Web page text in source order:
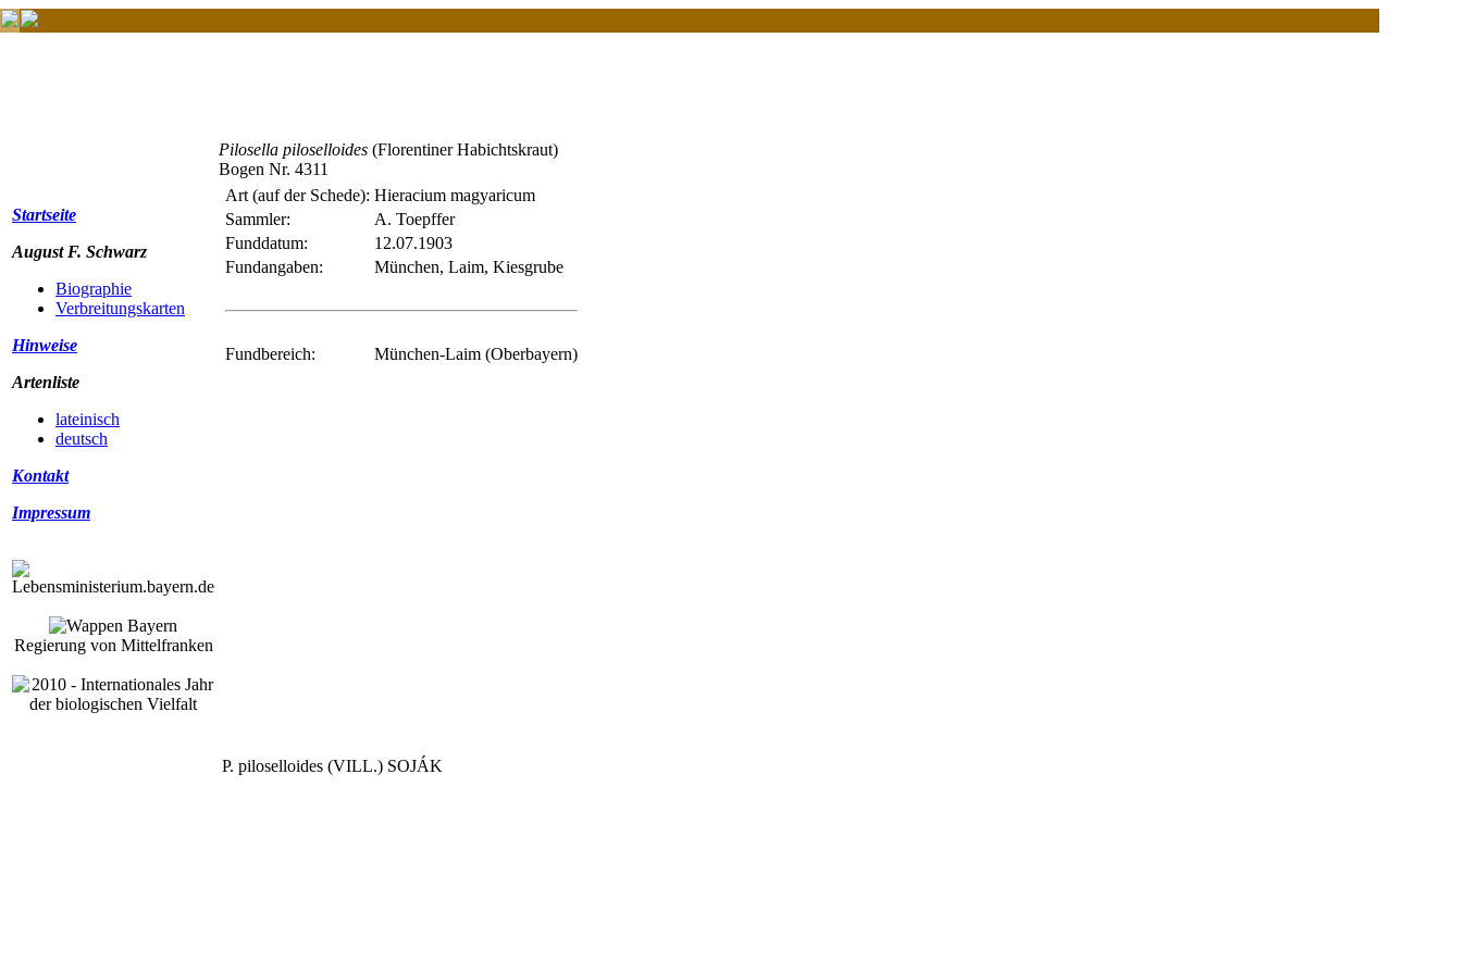
Startseite
August F. Schwarz
Biographie
Verbreitungskarten
Hinweise
Artenliste
lateinisch
deutsch
Kontakt
Impressum
Regierung von Mittelfranken
Pilosella piloselloides (Florentiner Habichtskraut)
Bogen Nr. 4311
Art (auf der Schede): Hieracium magyaricum
Sammler:
A. Toepffer
Funddatum:
12.07.1903
Fundangaben:
München, Laim, Kiesgrube
Fundbereich: München-Laim (Oberbayern)
P. piloselloides (VILL.) SOJÁK